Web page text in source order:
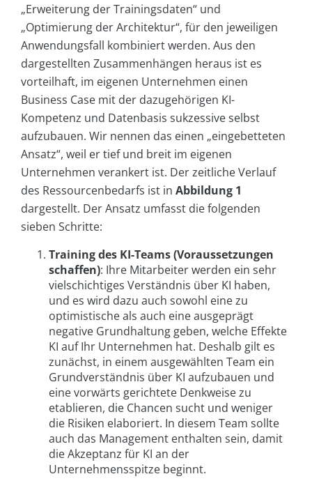
„Erweiterung der Trainingsdaten“ und
„Optimierung der Architektur“, für den jeweiligen
Anwendungsfall kombiniert werden. Aus den
dargestellten Zusammenhängen heraus ist es
vorteilhaft, im eigenen Unternehmen einen
Business Case mit der dazugehörigen KI-
Kompetenz und Datenbasis sukzessive selbst
aufzubauen. Wir nennen das einen „eingebetteten
Ansatz“, weil er tief und breit im eigenen
Unternehmen verankert ist. Der zeitliche Verlauf
des Ressourcenbedarfs ist in Abbildung 1
dargestellt. Der Ansatz umfasst die folgenden
sieben Schritte:
Training des KI-Teams (Voraussetzungen
schaffen): Ihre Mitarbeiter werden ein sehr
vielschichtiges Verständnis über KI haben,
und es wird dazu auch sowohl eine zu
optimistische als auch eine ausgeprägt
negative Grundhaltung geben, welche Effekte
KI auf Ihr Unternehmen hat. Deshalb gilt es
zunächst, in einem ausgewählten Team ein
Grundverständnis über KI aufzubauen und
eine vorwärts gerichtete Denkweise zu
etablieren, die Chancen sucht und weniger
die Risiken elaboriert. In diesem Team sollte
auch das Management enthalten sein, damit
die Akzeptanz für KI an der
Unternehmensspitze beginnt.